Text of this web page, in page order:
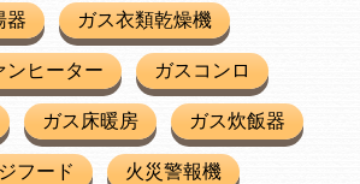
器 ガス衣類乾燥機
ンヒーター ガスコンロ
ガス床暖房 ガス炊飯器
フード 火災警報機